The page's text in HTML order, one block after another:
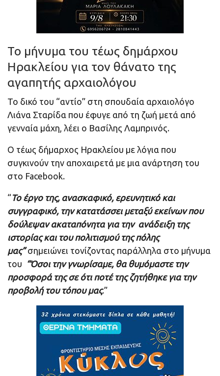
Το μήνυμα του τέως δημάρχου
Ηρακλείου για τον θάνατο της
αγαπητής αρχαιολόγου
Το δικό του “αντίο” στη σπουδαία αρχαιολόγο
Λιάνα Σταρίδα που έφυγε από τη ζωή μετά από
γενναία μάχη, λέει ο Βασίλης Λαμπρινός.
Ο τέως δήμαρχος Ηρακλείου με λόγια που
συγκινούν την αποχαιρετά με μια ανάρτηση του
στο Facebook.
“ Το έργο της, ανασκαφικό, ερευνητικό και
συγγραφικό, την κατατάσσει μεταξύ εκείνων που
δούλεψαν ακαταπόνητα για την ανάδειξη της
ιστορίας και του πολιτισμού της πόλης
μας”σημειώνει τονίζοντας παράλληλα στο μήνυμα
του “Όσοι την γνωρίσαμε, θα θυμόμαστε την
προσφορά της σε ότι ποτέ της ζητήθηκε για την
προβολή του τόπου μας.”